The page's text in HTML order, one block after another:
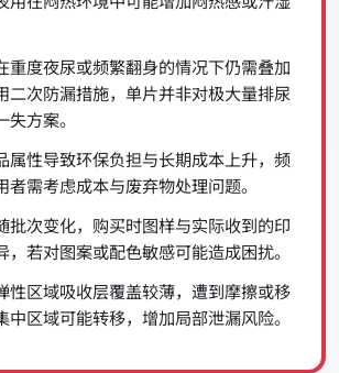
重度夜尿或频繁翻身的情况下仍需叠加
二次防漏措施，单片并非对极大量排尿
方案。
属性导致环保负担与长期成本上升，频
者需考虑成本与废弃物处理问题。
批次变化，购买时图样与实际收到的印
，若对图案或配色敏感可能造成困扰。
性区域吸收层覆盖较薄，遭到摩擦或移
中区域可能转移，增加局部泄漏风险。